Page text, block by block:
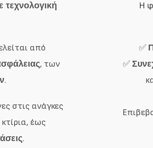
τεχνολογική
από
, των
.
στις ανάγκες
έως
.
Η
✅
✅